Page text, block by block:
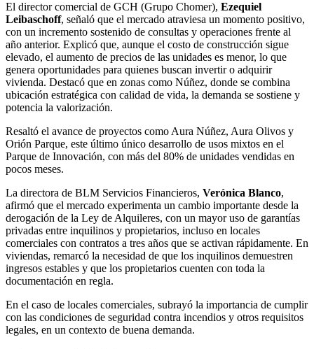
El director comercial de GCH (Grupo Chomer), Ezequiel
Leibaschoff, señaló que el mercado atraviesa un momento positivo,
con un incremento sostenido de consultas y operaciones frente al
año anterior. Explicó que, aunque el costo de construcción sigue
elevado, el aumento de precios de las unidades es menor, lo que
genera oportunidades para quienes buscan invertir o adquirir
vivienda. Destacó que en zonas como Núñez, donde se combina
ubicación estratégica con calidad de vida, la demanda se sostiene y
potencia la valorización.
Resaltó el avance de proyectos como Aura Núñez, Aura Olivos y
Orión Parque, este último único desarrollo de usos mixtos en el
Parque de Innovación, con más del 80% de unidades vendidas en
pocos meses.
La directora de BLM Servicios Financieros, Verónica Blanco,
afirmó que el mercado experimenta un cambio importante desde la
derogación de la Ley de Alquileres, con un mayor uso de garantías
privadas entre inquilinos y propietarios, incluso en locales
comerciales con contratos a tres años que se activan rápidamente. En
viviendas, remarcó la necesidad de que los inquilinos demuestren
ingresos estables y que los propietarios cuenten con toda la
documentación en regla.
En el caso de locales comerciales, subrayó la importancia de cumplir
con las condiciones de seguridad contra incendios y otros requisitos
legales, en un contexto de buena demanda.